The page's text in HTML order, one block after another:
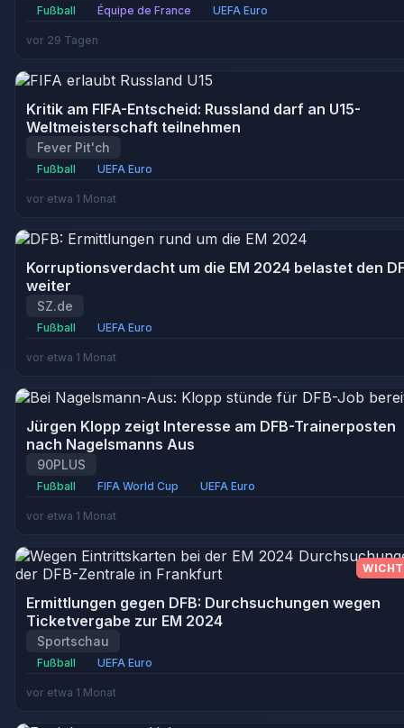
Fußball Équipe de France UEFA Euro
vor 29 Tagen
Kritik am FIFA-Entscheid: Russland darf an U15-
Weltmeisterschaft teilnehmen
Fever Pit'ch
Fußball UEFA Euro
vor etwa 1 Monat
Korruptionsverdacht um die EM 2024 belastet den
weiter
SZ.de
Fußball UEFA Euro
vor etwa 1 Monat
Jürgen Klopp zeigt Interesse am DFB-Trainerposten
nach Nagelsmanns Aus
90PLUS
Fußball FIFA World Cup UEFA Euro
vor etwa 1 Monat
Ermittlungen gegen DFB: Durchsuchungen wegen
Ticketvergabe zur EM 2024
Sportschau
Fußball UEFA Euro
vor etwa 1 Monat